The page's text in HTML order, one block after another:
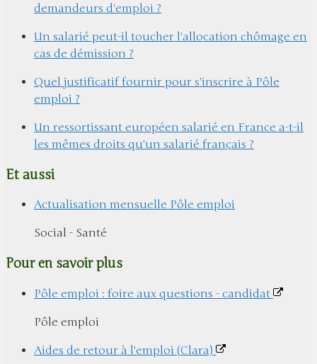
demandeurs d'emploi ?
Un salarié peut-il toucher l'allocation chômage en
cas de démission ?
Quel justificatif fournir pour s'inscrire à Pôle
emploi ?
Un ressortissant européen salarié en France a-t-il
les mêmes droits qu'un salarié français ?
Et aussi
Actualisation mensuelle Pôle emploi
Social - Santé
Pour en savoir plus
Pôle emploi : foire aux questions - candidat
Pôle emploi
Aides de retour à l'emploi (Clara)